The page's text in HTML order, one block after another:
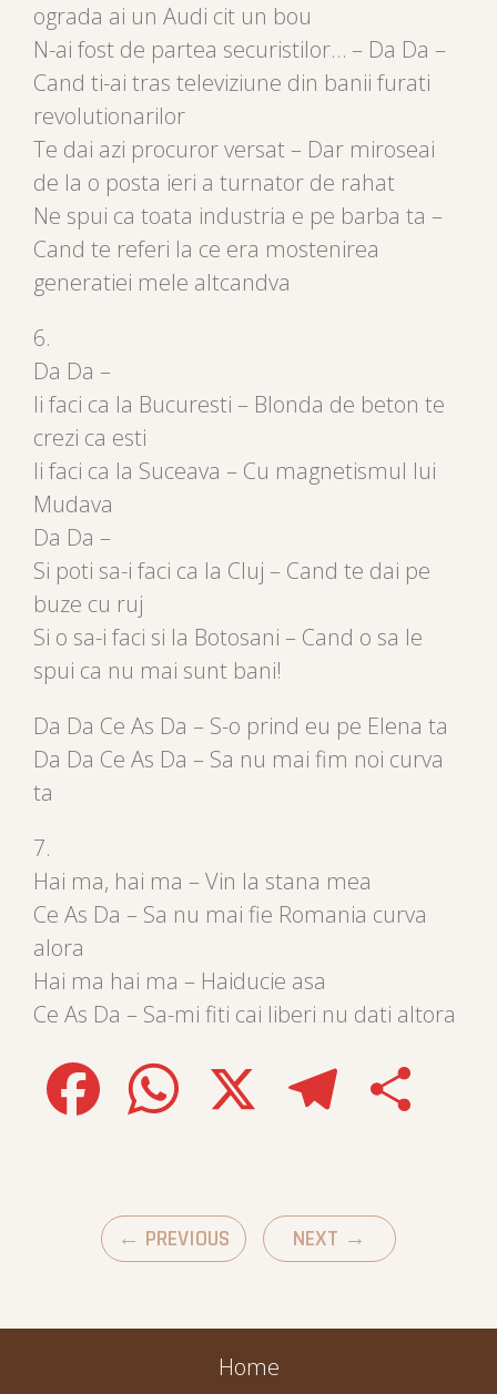
ograda ai un Audi cit un bou
N-ai fost de partea securistilor… – Da Da –
Cand ti-ai tras televiziune din banii furati
revolutionarilor
Te dai azi procuror versat – Dar miroseai
de la o posta ieri a turnator de rahat
Ne spui ca toata industria e pe barba ta –
Cand te referi la ce era mostenirea
generatiei mele altcandva
6.
Da Da –
Ii faci ca la Bucuresti – Blonda de beton te
crezi ca esti
Ii faci ca la Suceava – Cu magnetismul lui
Mudava
Da Da –
Si poti sa-i faci ca la Cluj – Cand te dai pe
buze cu ruj
Si o sa-i faci si la Botosani – Cand o sa le
spui ca nu mai sunt bani!
Da Da Ce As Da – S-o prind eu pe Elena ta
Da Da Ce As Da – Sa nu mai fim noi curva
ta
7.
Hai ma, hai ma – Vin la stana mea
Ce As Da – Sa nu mai fie Romania curva
alora
Hai ma hai ma – Haiducie asa
Ce As Da – Sa-mi fiti cai liberi nu dati altora
Facebook WhatsApp Telegram
← PREVIOUS NEXT →
Home